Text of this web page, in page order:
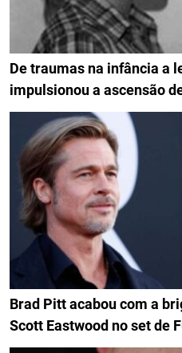
De traumas na infância a
impulsionou a ascensão
Brad Pitt acabou com a
Scott Eastwood no set de